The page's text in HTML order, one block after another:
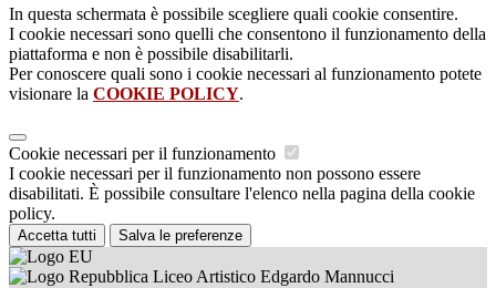
In questa schermata è possibile scegliere quali cookie consentire.
I cookie necessari sono quelli che consentono il funzionamento della
piattaforma e non è possibile disabilitarli.
Per conoscere quali sono i cookie necessari al funzionamento potete
visionare la COOKIE POLICY.
Cookie necessari per il funzionamento
I cookie necessari per il funzionamento non possono essere
disabilitati. È possibile consultare l'elenco nella pagina della cookie
policy.
Accetta tutti Salva le preferenze
Liceo Artistico Edgardo Mannucci